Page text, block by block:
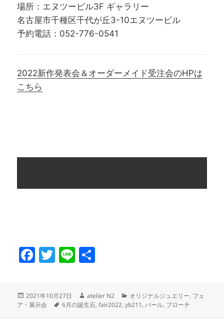
場所：エヌツービル3F ギャラリー
名古屋市千種区千代が丘3-10エヌツービル
予約電話：052-776-0541
2022新作発表会＆オーダーメイド受注会のHPは
こちら
F
e
T
er
Li
投
稿
2021年10月27日
作
成
atelier N2
カ
テ
オリジナルジュエリー, フェ
ア・展示会
タ
6月の誕生石,fair2022,yb211,パール, ブローチ